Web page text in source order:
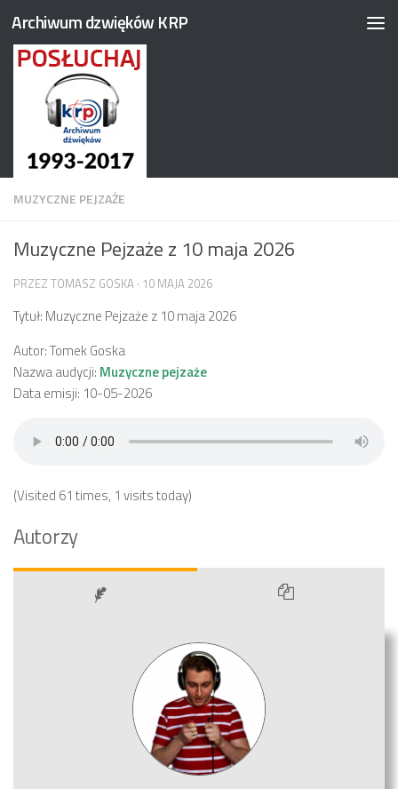
Przejdź do treści
Archiwum dzwięków KRP
MUZYCZNE PEJZAŻE
Muzyczne Pejzaże z 10 maja 2026
PRZEZ TOMASZ GOSKA · 10 MAJA 2026
Tytuł: Muzyczne Pejzaże z 10 maja 2026
Autor: Tomek Goska
Nazwa audycji: Muzyczne pejzaże
Data emisji: 10-05-2026
(Visited 61 times, 1 visits today)
Autorzy